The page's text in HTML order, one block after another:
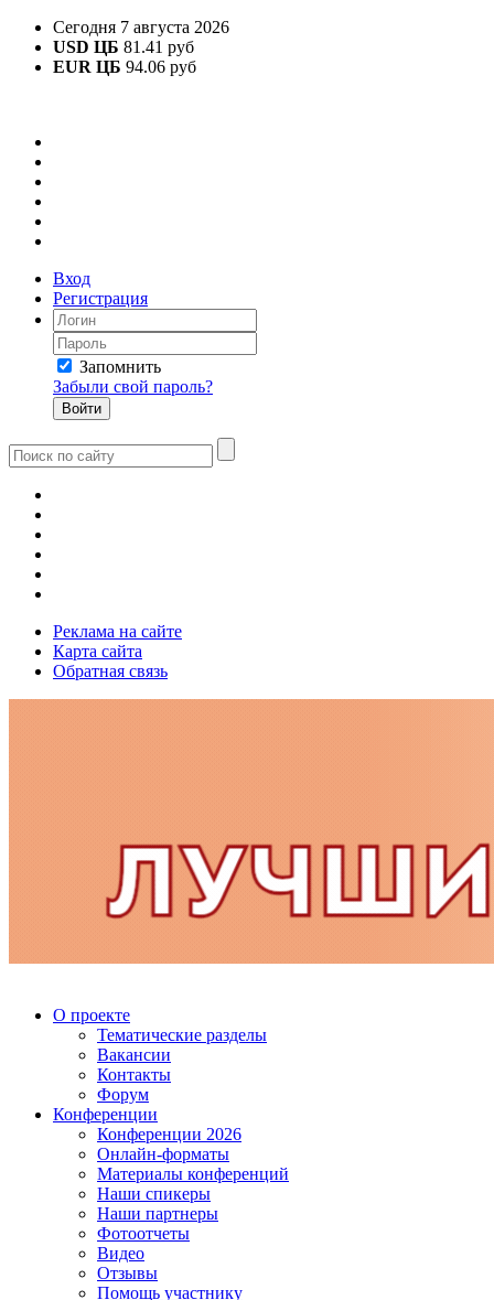
Сегодня 7 августа 2026
USD ЦБ 81.41 руб
EUR ЦБ 94.06 руб
Вход
Регистрация
Запомнить
Забыли свой пароль?
Реклама на сайте
Карта сайта
Обратная связь
О проекте
Тематические разделы
Вакансии
Контакты
Форум
Конференции
Конференции 2026
Онлайн-форматы
Материалы конференций
Наши спикеры
Наши партнеры
Фотоотчеты
Видео
Отзывы
Помощь участнику